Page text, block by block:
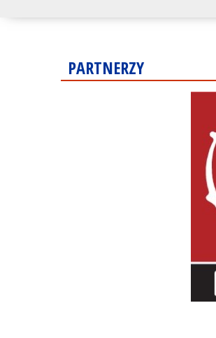
PARTNERZY